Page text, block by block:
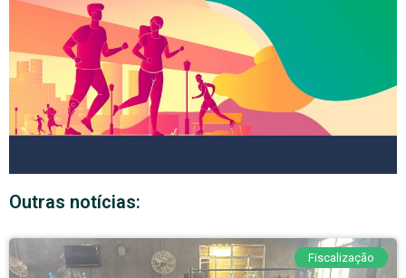
Outras notícias:
Fiscalização